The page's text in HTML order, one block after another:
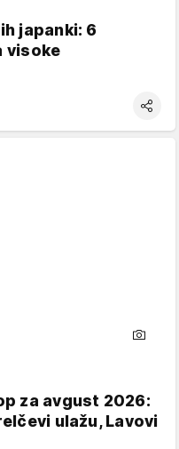
japanki: 6
visoke
za avgust 2026:
ulažu, Lavovi